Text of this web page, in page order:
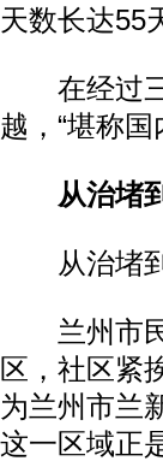
天数长达55
在经过三
越，“堪称国
从治堵
从治堵到
兰州市民
区，社区紧
为兰州市兰
这一区域正